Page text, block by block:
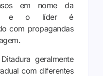
em nome da
e o líder é
com propagandas
geralmente
com diferentes